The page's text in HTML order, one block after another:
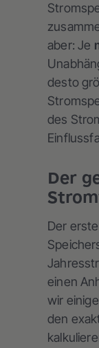
aber: Je
desto
des
Der
Der
einen
wir
den